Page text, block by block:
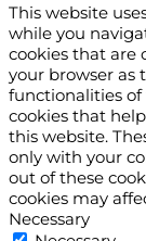
This website
while you
cookies that are
your browser as
functionalities of
cookies that
this website.
only with your
out of these
cookies may
Necessary